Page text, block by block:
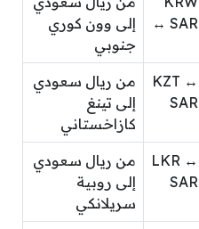
↔ SAR
إلى وون كوري
جنوبي
KZT ↔
SAR
من ريال سعودي
إلى تينغ
كازاخستاني
LKR ↔
SAR
من ريال سعودي
إلى روبية
سريلانكي